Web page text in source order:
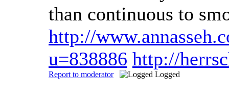
than continuous to
http://
u=838886 http://
Report to moderator Logged